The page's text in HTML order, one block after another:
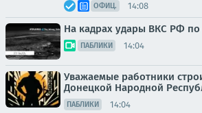
ОФИЦ. 14:08
На кадрах удары ВКС РФ по
ПАБЛИКИ 14:04
Уважаемые работники
Донецкой Народной
ПАБЛИКИ 14:04